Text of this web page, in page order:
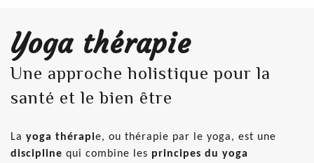
Yoga thérapie
Une approche holistique pour la
santé et le bien être
La yoga thérapie, ou thérapie par le yoga, est une
discipline qui combine les principes du yoga